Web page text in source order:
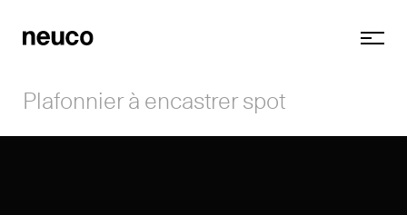
Plafonnier à encastrer spot